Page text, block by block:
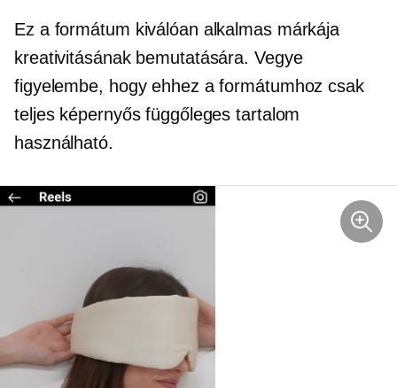
Ez a formátum kiválóan alkalmas márkája
kreativitásának bemutatására. Vegye
figyelembe, hogy ehhez a formátumhoz csak
teljes képernyős függőleges tartalom
használható.